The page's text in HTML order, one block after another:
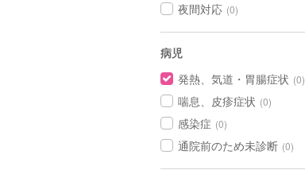
夜間対応 (0)
病児
発熱、気道・胃腸症状 (0)
喘息、皮疹症状 (0)
感染症 (0)
通院前のため未診断 (0)